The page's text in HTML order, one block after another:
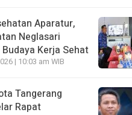
Aparatur,
Neglasari
Kerja Sehat
| 10:03 am WIB
Tangerang
Rapat